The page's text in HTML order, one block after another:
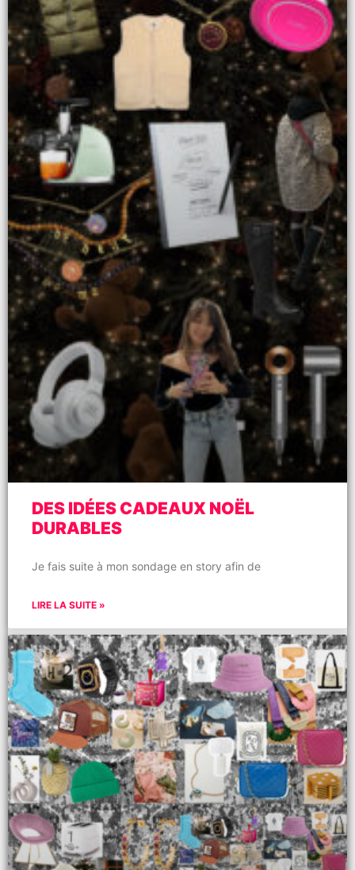
DES IDÉES CADEAUX NOËL
DURABLES
Je fais suite à mon sondage en story afin de
LIRE LA SUITE »